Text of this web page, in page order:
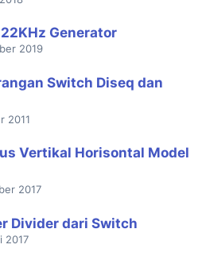
Generator
2019
Switch Diseq dan
2011
Vertikal Horisontal Model
2017
Divider dari Switch
2017